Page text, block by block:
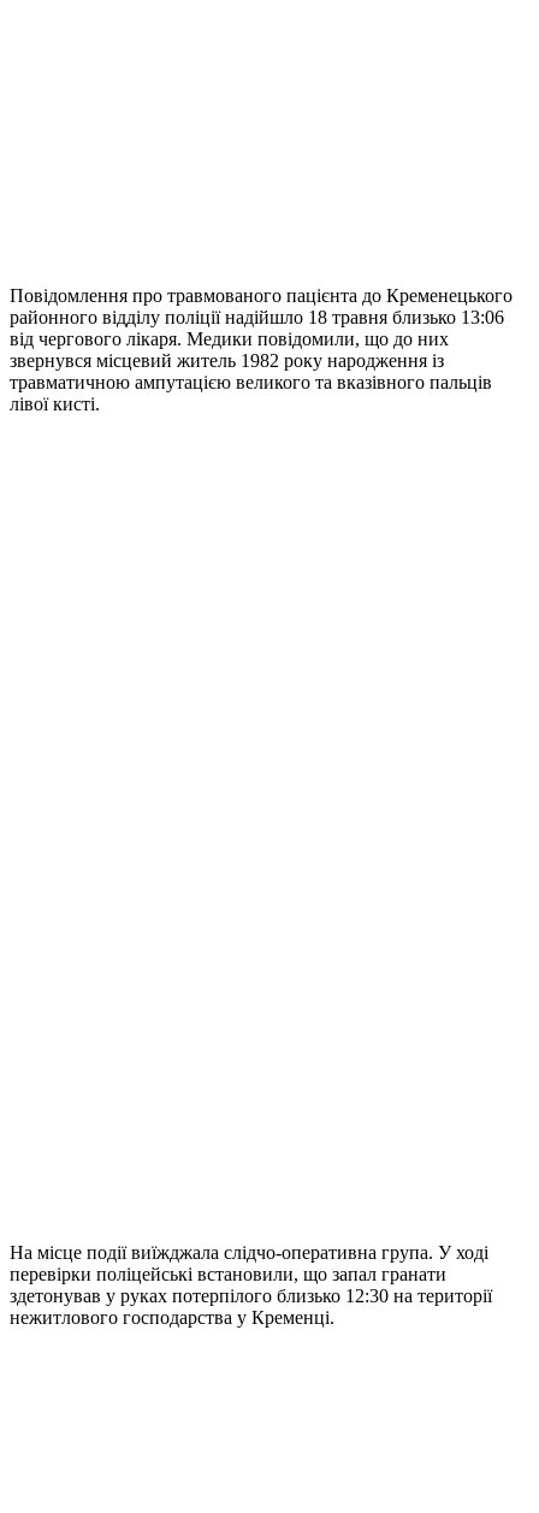
Повідомлення про травмованого пацієнта до Кременецького
районного відділу поліції надійшло 18 травня близько 13:06
від чергового лікаря. Медики повідомили, що до них
звернувся місцевий житель 1982 року народження із
травматичною ампутацією великого та вказівного пальців
лівої кисті.
На місце події виїжджала слідчо-оперативна група. У ході
перевірки поліцейські встановили, що запал гранати
здетонував у руках потерпілого близько 12:30 на території
нежитлового господарства у Кременці.